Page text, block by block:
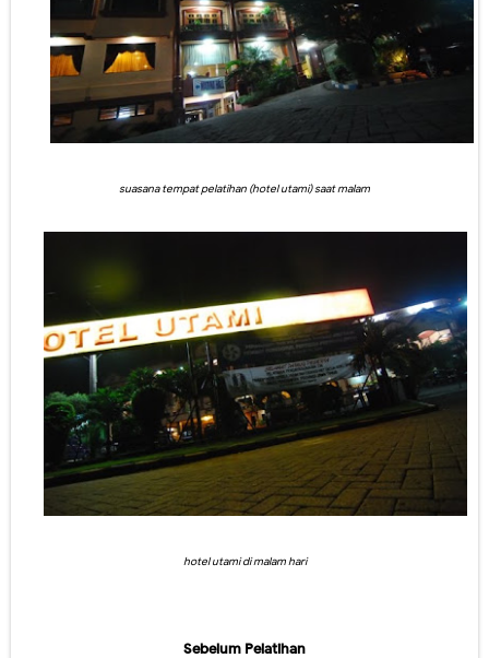
suasana tempat pelatihan (hotel utami) saat malam
hotel utami di malam hari
Sebelum Pelatihan